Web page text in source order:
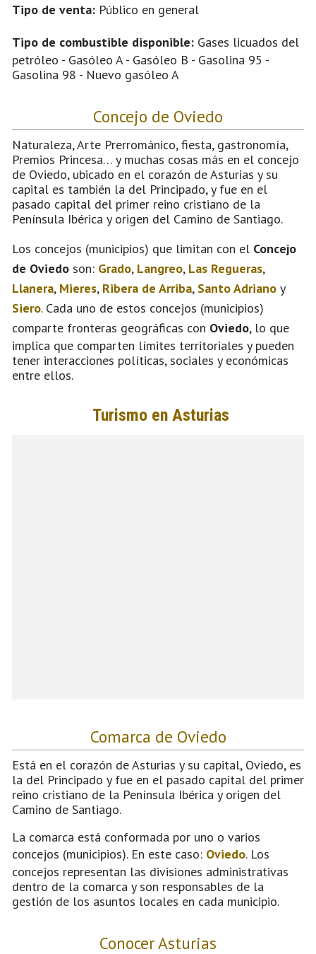
Tipo de venta: Público en general
Tipo de combustible disponible: Gases licuados del
petróleo - Gasóleo A - Gasóleo B - Gasolina 95 -
Gasolina 98 - Nuevo gasóleo A
Concejo de Oviedo
Naturaleza, Arte Prerrománico, fiesta, gastronomía,
Premios Princesa… y muchas cosas más en el concejo
de Oviedo, ubicado en el corazón de Asturias y su
capital es también la del Principado, y fue en el
pasado capital del primer reino cristiano de la
Península Ibérica y origen del Camino de Santiago.
Los concejos (municipios) que limitan con el Concejo
de Oviedo son: Grado, Langreo, Las Regueras,
Llanera, Mieres, Ribera de Arriba, Santo Adriano y
Siero. Cada uno de estos concejos (municipios)
comparte fronteras geográficas con Oviedo, lo que
implica que comparten límites territoriales y pueden
tener interacciones políticas, sociales y económicas
entre ellos.
Comarca de Oviedo
Está en el corazón de Asturias y su capital, Oviedo, es
la del Principado y fue en el pasado capital del primer
reino cristiano de la Península Ibérica y origen del
Camino de Santiago.
La comarca está conformada por uno o varios
concejos (municipios). En este caso: Oviedo. Los
concejos representan las divisiones administrativas
dentro de la comarca y son responsables de la
gestión de los asuntos locales en cada municipio.
Conocer Asturias